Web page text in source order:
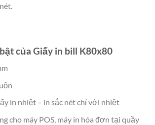
của Giấy in bill K80x80
in nhiệt – in sắc nét chỉ với nhiệt
cho máy POS, máy in hóa đơn tại quầy